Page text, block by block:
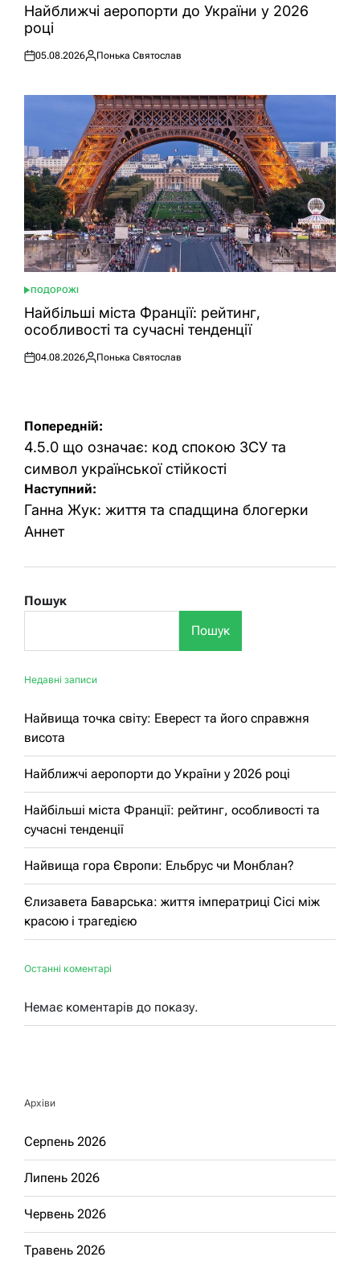
УНайближчі аеропорти до України у 2026
році
Оприлюднено
05.08.2026
Опубліковано
Понька Святослав
ОПУБЛІКУВАТИ
У
ПОДОРОЖІ
Найбільші міста Франції: рейтинг,
особливості та сучасні тенденції
Оприлюднено
04.08.2026
Опубліковано
Понька Святослав
Навігація
записів
Попередній:
4.5.0 що означає: код спокою ЗСУ та
символ української стійкості
Наступний:
Ганна Жук: життя та спадщина блогерки
Аннет
Пошук
Пошук
Недавні записи
Найвища точка світу: Еверест та його справжня
висота
Найближчі аеропорти до України у 2026 році
Найбільші міста Франції: рейтинг, особливості та
сучасні тенденції
Найвища гора Європи: Ельбрус чи Монблан?
Єлизавета Баварська: життя імператриці Сісі між
красою і трагедією
Останні коментарі
Немає коментарів до показу.
Архіви
Серпень 2026
Липень 2026
Червень 2026
Травень 2026